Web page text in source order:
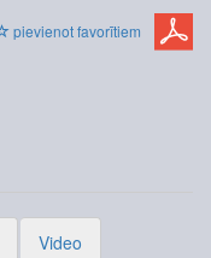
pievienot favorītiem
Video